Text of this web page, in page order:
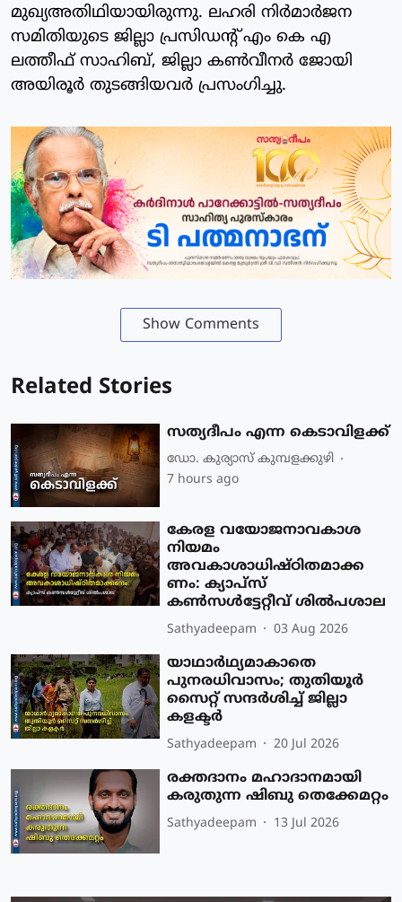
മുഖ്യഅതിഥിയായിരുന്നു. ലഹരി നിര്‍മാര്‍ജന
സമിതിയുടെ ജില്ലാ പ്രസിഡന്റ് എം കെ എ
ലത്തീഫ് സാഹിബ്, ജില്ലാ കണ്‍വീനര്‍ ജോയി
അയിരൂര്‍ തുടങ്ങിയവര്‍ പ്രസംഗിച്ചു.
Show Comments
Related Stories
സത്യദീപം എന്ന കെടാവിളക്ക്
ഡോ. കുര്യാസ് കുമ്പളക്കുഴി
7 hours ago
കേരള വയോജനാവകാശ
നിയമം
അവകാശാധിഷ്ഠിതമാക്ക
ണം: ക്യാപ്സ്
കൺസൾട്ടേറ്റീവ് ശിൽപശാല
Sathyadeepam 03 Aug 2026
യാഥാർഥ്യമാകാതെ
പുനരധിവാസം; തുതിയൂർ
സൈറ്റ് സന്ദർശിച്ച് ജില്ലാ
കളക്ടർ
Sathyadeepam 20 Jul 2026
രക്തദാനം മഹാദാനമായി
കരുതുന്ന ഷിബു തെക്കേമറ്റം
Sathyadeepam 13 Jul 2026